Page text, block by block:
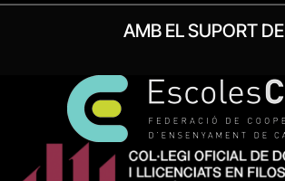
AMB EL SUPORT DE